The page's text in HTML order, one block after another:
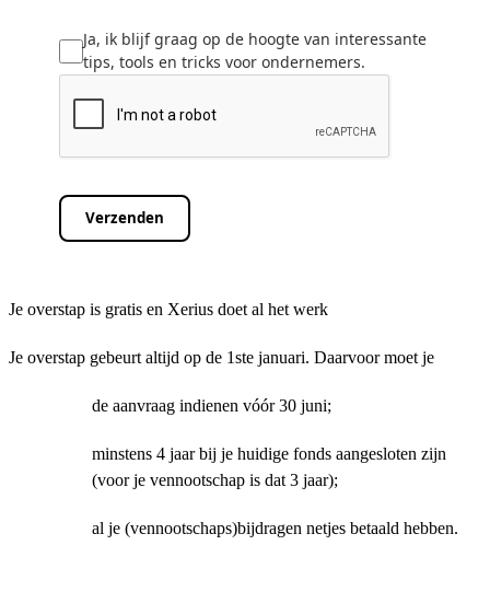
Ja, ik blijf graag op de hoogte van interessante
tips, tools en tricks voor ondernemers.
Verzenden
Je overstap is gratis en Xerius doet al het werk
Je overstap gebeurt altijd op de 1ste januari. Daarvoor moet je
de aanvraag indienen vóór 30 juni;
minstens 4 jaar bij je huidige fonds aangesloten zijn
(voor je vennootschap is dat 3 jaar);
al je (vennootschaps)bijdragen netjes betaald hebben.